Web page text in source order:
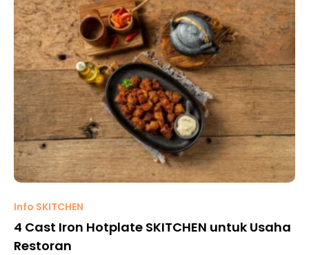
Info SKITCHEN
4 Cast Iron Hotplate SKITCHEN untuk Usaha
Restoran